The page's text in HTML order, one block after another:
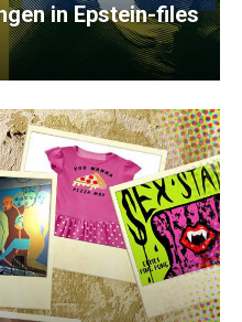
in Epstein-files